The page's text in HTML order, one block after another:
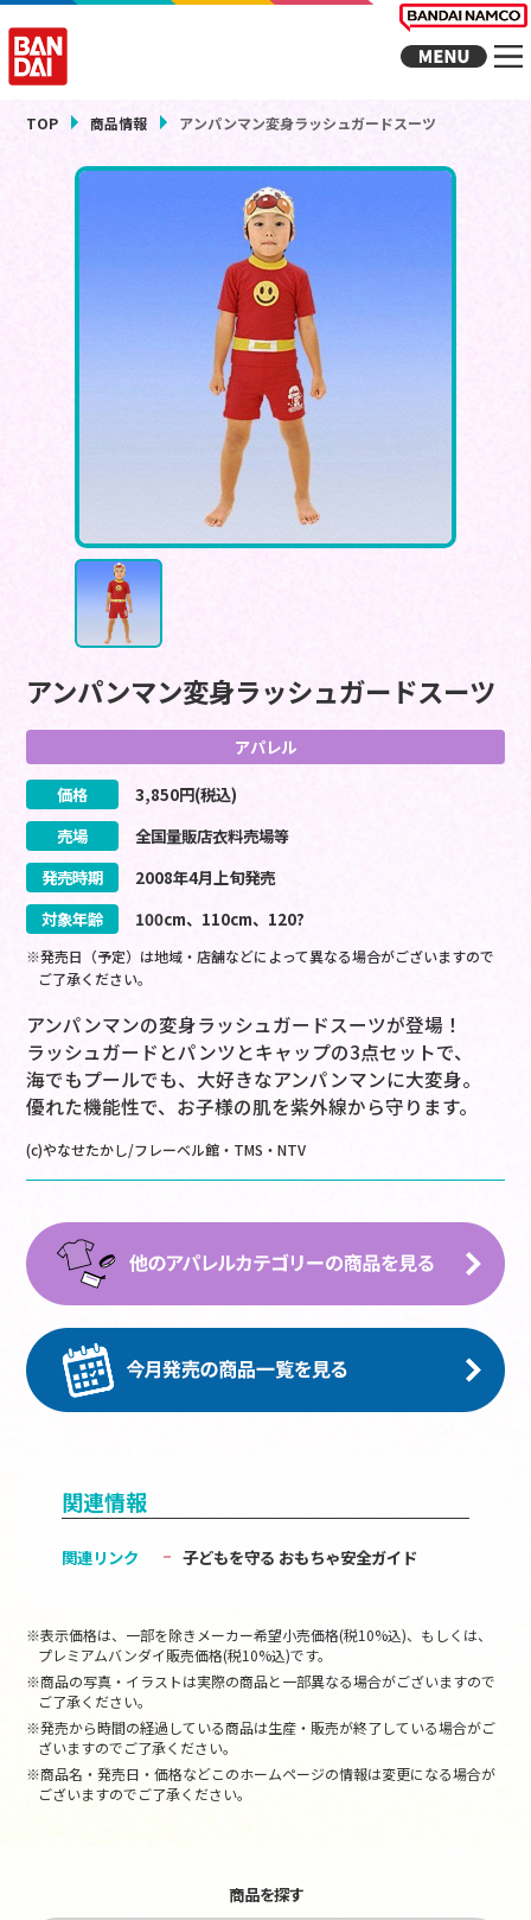
TOP 商品情報 アンパンマン変身ラッシュガードスーツ
アンパンマン変身ラッシュガードスーツ
アパレル
価格 3,850円(税込)
売場
全国量販店衣料売場等
発売時期
2008年4月上旬発売
対象年齢
100cm、110cm、120?
※発売日（予定）は地域・店舗などによって異なる場合がございますので
ご了承ください。
アンパンマンの変身ラッシュガードスーツが登場！
ラッシュガードとパンツとキャップの3点セットで、
海でもプールでも、大好きなアンパンマンに大変身。
優れた機能性で、お子様の肌を紫外線から守ります。
(c)やなせたかし/フレーベル館・TMS・NTV
関連情報
関連リンク 子どもを守る おもちゃ安全ガイド
※表示価格は、一部を除きメーカー希望小売価格(税10%込)、もしくは、
プレミアムバンダイ販売価格(税10%込)です。
※商品の写真・イラストは実際の商品と一部異なる場合がございますので
ご了承ください。
※発売から時間の経過している商品は生産・販売が終了している場合がご
ざいますのでご了承ください。
※商品名・発売日・価格などこのホームページの情報は変更になる場合が
ございますのでご了承ください。
商品を探す